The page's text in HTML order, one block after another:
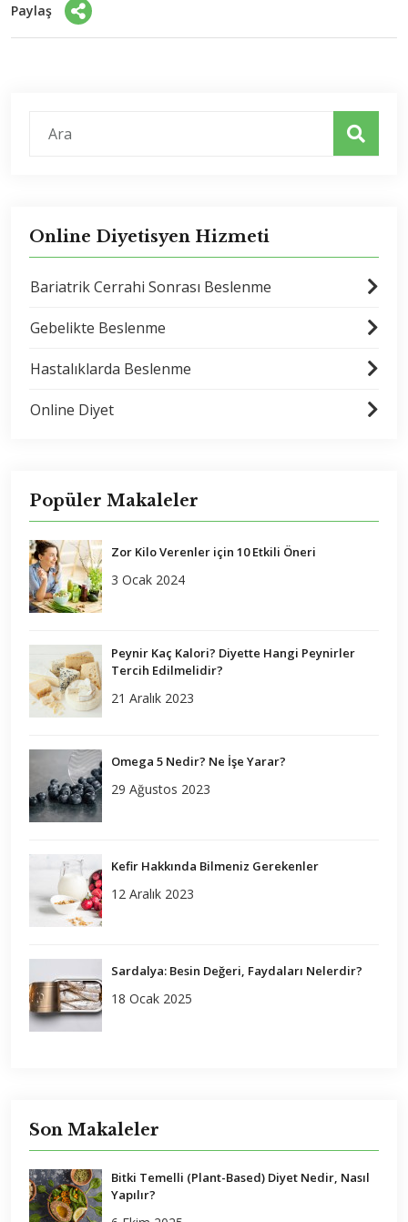
Paylaş
Online Diyetisyen Hizmeti
Bariatrik Cerrahi Sonrası Beslenme
Gebelikte Beslenme
Hastalıklarda Beslenme
Online Diyet
Popüler Makaleler
Zor Kilo Verenler için 10 Etkili Öneri
3 Ocak 2024
Peynir Kaç Kalori? Diyette Hangi Peynirler
Tercih Edilmelidir?
21 Aralık 2023
Omega 5 Nedir? Ne İşe Yarar?
29 Ağustos 2023
Kefir Hakkında Bilmeniz Gerekenler
12 Aralık 2023
Sardalya: Besin Değeri, Faydaları Nelerdir?
18 Ocak 2025
Son Makaleler
Bitki Temelli (Plant-Based) Diyet Nedir, Nasıl
Yapılır?